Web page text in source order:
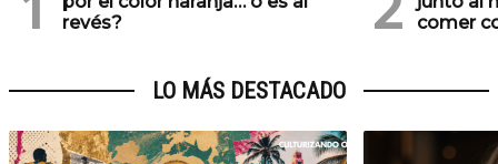
revés?
comer
LO MÁS DESTACADO